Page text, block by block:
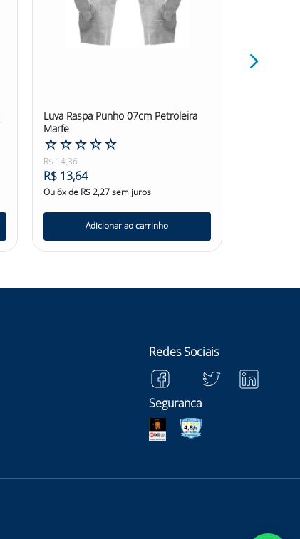
Luva Raspa Punho 07cm Petroleira
Marfe
☆☆☆☆☆
R$14,36
R$ 13,64
Ou6x de R$2,27sem juros
Adicionar ao carrinho
Redes Sociais
Seguranca